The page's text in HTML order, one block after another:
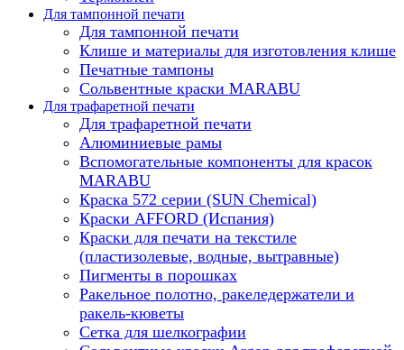
Для тампонной печати
Для тампонной печати
Клише и материалы для изготовления клише
Печатные тампоны
Сольвентные краски MARABU
Для трафаретной печати
Для трафаретной печати
Алюминиевые рамы
Вспомогательные компоненты для красок
MARABU
Краска 572 серии (SUN Chemical)
Краски AFFORD (Испания)
Краски для печати на текстиле
(пластизолевые, водные, вытравные)
Пигменты в порошках
Ракельное полотно, ракеледержатели и
ракель-кюветы
Сетка для шелкографии